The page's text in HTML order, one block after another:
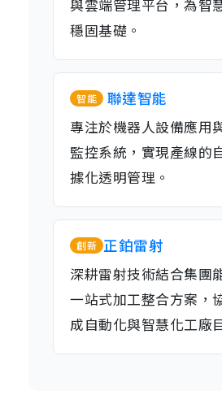
與雲端管理平台，為智
穩固基礎。
智能 聯達智能
專注於機器人設備應用
監控系統，實現產線的
據化透明管理。
創新 正鉑雷射
深耕雷射技術結合集團
一站式加工整合方案，
成自動化與智慧化工廠